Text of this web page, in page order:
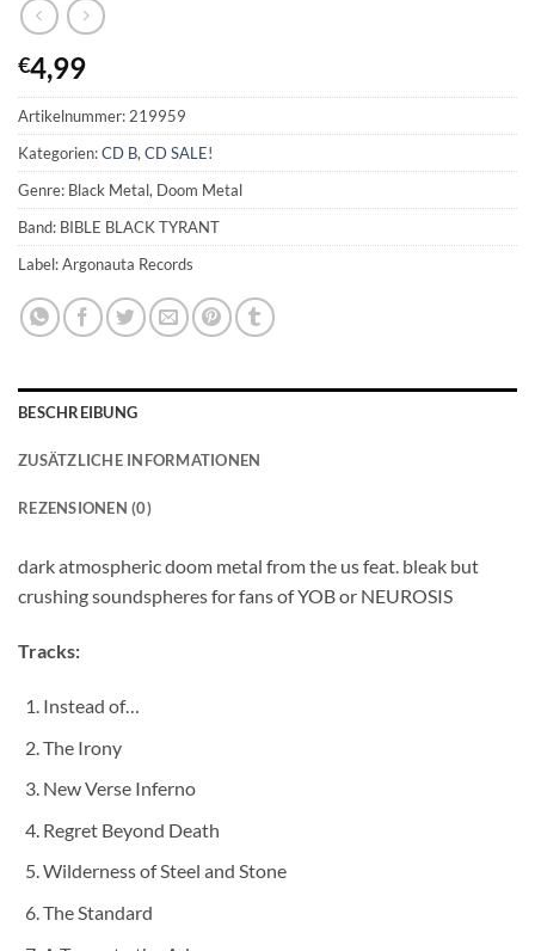
€4,99
Artikelnummer:219959
Kategorien:CD B,CD SALE!
Genre: Black Metal, Doom Metal
Band: BIBLE BLACK TYRANT
Label: Argonauta Records
BESCHREIBUNG
ZUSÄTZLICHE INFORMATIONEN
REZENSIONEN (0)
dark atmospheric doom metal from the us feat. bleak but
crushing soundspheres for fans of YOB or NEUROSIS
Tracks:
Instead of…
The Irony
New Verse Inferno
Regret Beyond Death
Wilderness of Steel and Stone
The Standard